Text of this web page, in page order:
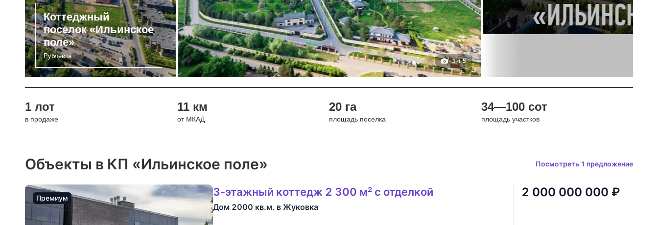
1/5
Коттеджный
поселок «Ильинское
поле»
Рублевка
1 лот
в продаже
11 км
от МКАД
20 га
площадь поселка
34—100 сот
площадь участков
Объекты в КП «Ильинское поле» Посмотреть 1 предложение
Премиум 3-этажный коттедж 2 300 м² с отделкой
Дом 2000 кв.м. в Жуковка
2 000 000 000 ₽